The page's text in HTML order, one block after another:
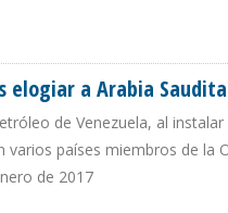
elogiar a Arabia
de Venezuela, al
varios países miembros de
de 2017